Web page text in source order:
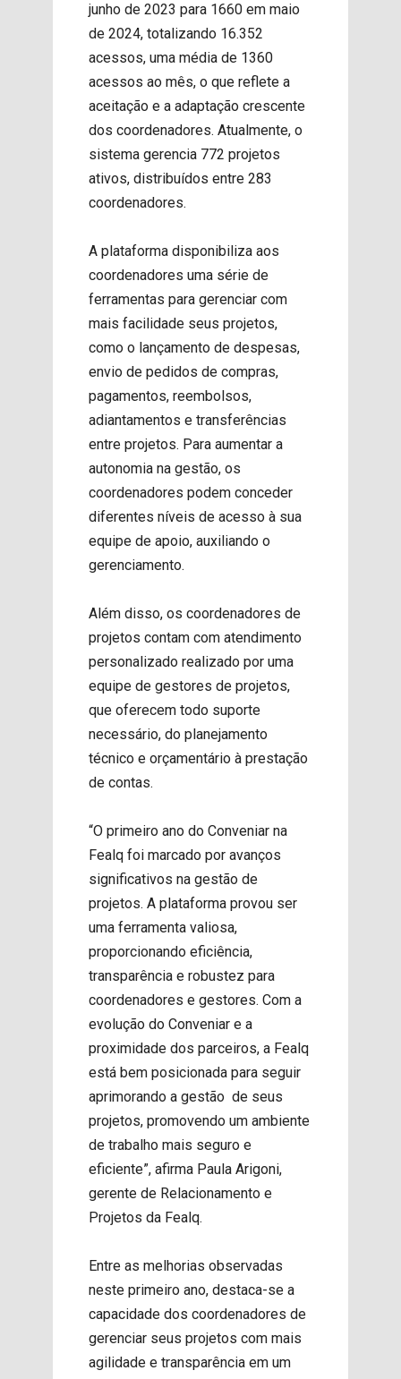
junho de 2023 para 1660 em maio
de 2024, totalizando 16.352
acessos, uma média de 1360
acessos ao mês, o que reflete a
aceitação e a adaptação crescente
dos coordenadores. Atualmente, o
sistema gerencia 772 projetos
ativos, distribuídos entre 283
coordenadores.
A plataforma disponibiliza aos
coordenadores uma série de
ferramentas para gerenciar com
mais facilidade seus projetos,
como o lançamento de despesas,
envio de pedidos de compras,
pagamentos, reembolsos,
adiantamentos e transferências
entre projetos. Para aumentar a
autonomia na gestão, os
coordenadores podem conceder
diferentes níveis de acesso à sua
equipe de apoio, auxiliando o
gerenciamento.
Além disso, os coordenadores de
projetos contam com atendimento
personalizado realizado por uma
equipe de gestores de projetos,
que oferecem todo suporte
necessário, do planejamento
técnico e orçamentário à prestação
de contas.
“O primeiro ano do Conveniar na
Fealq foi marcado por avanços
significativos na gestão de
projetos. A plataforma provou ser
uma ferramenta valiosa,
proporcionando eficiência,
transparência e robustez para
coordenadores e gestores. Com a
evolução do Conveniar e a
proximidade dos parceiros, a Fealq
está bem posicionada para seguir
aprimorando a gestão de seus
projetos, promovendo um ambiente
de trabalho mais seguro e
eficiente”, afirma Paula Arigoni,
gerente de Relacionamento e
Projetos da Fealq.
Entre as melhorias observadas
neste primeiro ano, destaca-se a
capacidade dos coordenadores de
gerenciar seus projetos com mais
agilidade e transparência em um